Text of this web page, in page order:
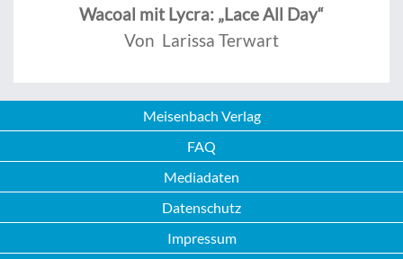
Wacoal mit Lycra: „Lace All Day“
Von Larissa Terwart
Meisenbach Verlag
FAQ
Mediadaten
Datenschutz
Impressum